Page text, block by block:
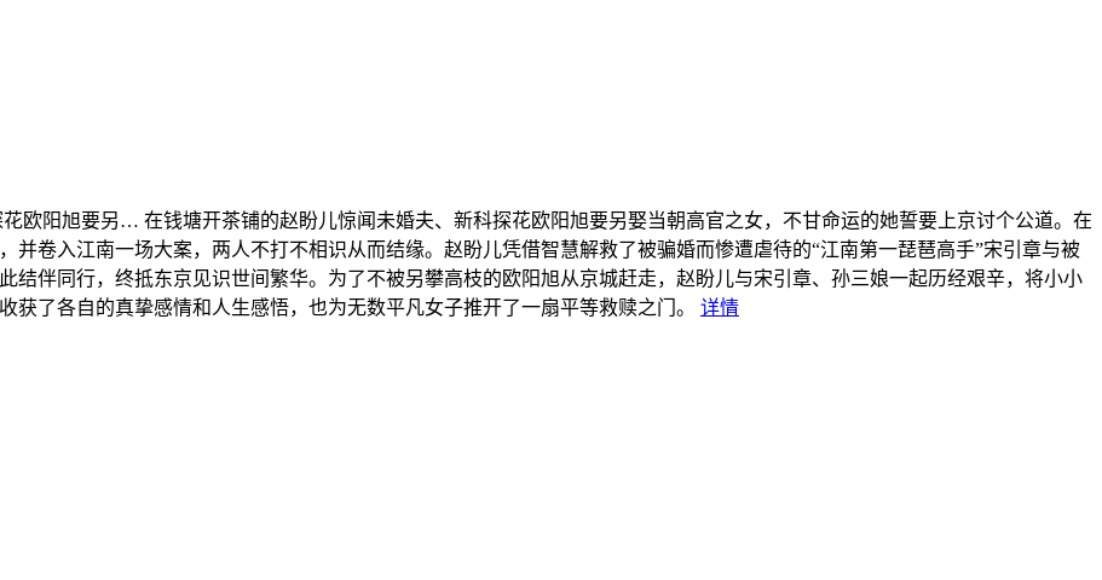
花欧阳旭要另… 在钱塘开茶铺的赵盼儿惊闻未婚夫、新科探花欧阳旭要另娶当朝高官之女，不甘命运的她誓要上京讨个公道。在
并卷入江南一场大案，两人不打不相识从而结缘。赵盼儿凭借智慧解救了被骗婚而惨遭虐待的“江南第一琵琶高手”宋引章与被
结伴同行，终抵东京见识世间繁华。为了不被另攀高枝的欧阳旭从京城赶走，赵盼儿与宋引章、孙三娘一起历经艰辛，将小小
了各自的真挚感情和人生感悟，也为无数平凡女子推开了一扇平等救赎之门。
详情